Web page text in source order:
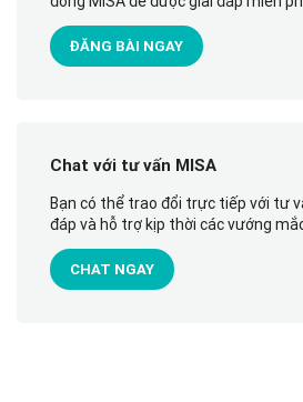
ĐĂNG BÀI NGAY
Chat với tư vấn MISA
Bạn có thể trao đổi trực tiếp với tư
đáp và hỗ trợ kịp thời các vướng
CHAT NGAY